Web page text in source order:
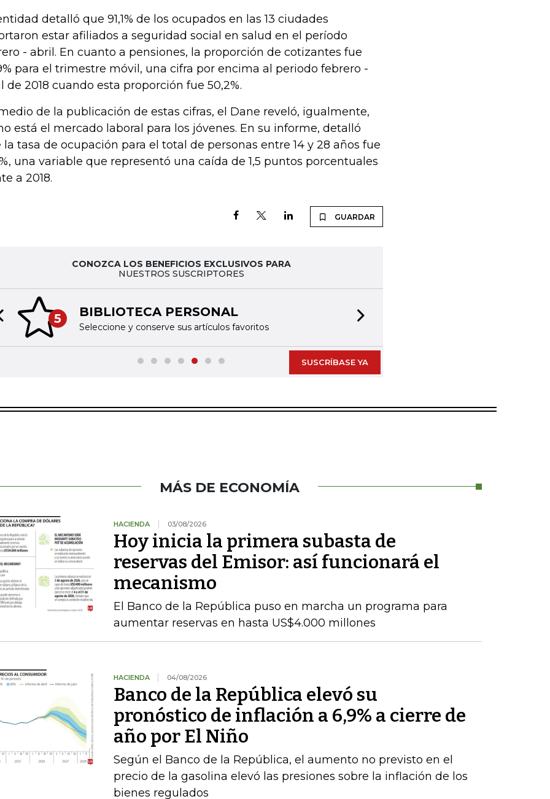
detalló que 91,1% de los ocupados en las 13 ciudades
estar afiliados a seguridad social en salud en el período
- abril. En cuanto a pensiones, la proporción de cotizantes fue
para el trimestre móvil, una cifra por encima al periodo febrero -
de 2018 cuando esta proporción fue 50,2%.
de la publicación de estas cifras, el Dane reveló, igualmente,
está el mercado laboral para los jóvenes. En su informe, detalló
la tasa de ocupación para el total de personas entre 14 y 28 años fue
una variable que representó una caída de 1,5 puntos porcentuales
a 2018.
GUARDAR
CONOZCA LOS BENEFICIOS EXCLUSIVOS PARA
NUESTROS SUSCRIPTORES
5 BIBLIOTECA PERSONAL
Seleccione y conserve sus artículos favoritos
Previous slide
SUSCRÍBASE YA
MÁS DE ECONOMÍA
HACIENDA 03/08/2026
Hoy inicia la primera subasta de
reservas del Emisor: así funcionará el
mecanismo
El Banco de la República puso en marcha un programa para
aumentar reservas en hasta US$4.000 millones
HACIENDA 04/08/2026
Banco de la República elevó su
pronóstico de inflación a 6,9% a cierre de
año por El Niño
Según el Banco de la República, el aumento no previsto en el
precio de la gasolina elevó las presiones sobre la inflación de los
bienes regulados